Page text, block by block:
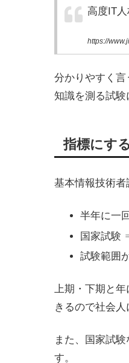
高度IT
https://
分かりやすく
知識を測る試験
指標にす
基本情報技術
半年に一
国家試験
試験範囲
上期・下期と
きるので社会
また、国家試
す。